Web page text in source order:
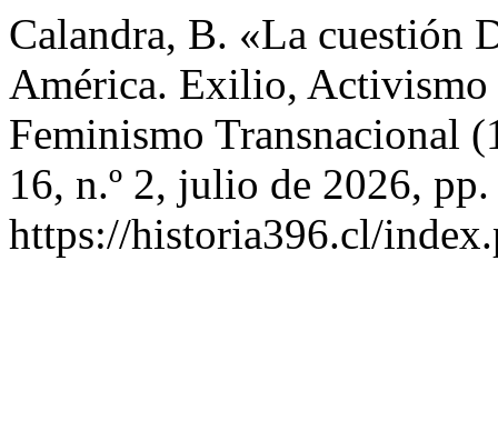
Calandra, B. «La cuestión
América. Exilio, Activismo
Feminismo Transnacional
16, n.º 2, julio de 2026,
https://historia396.cl/